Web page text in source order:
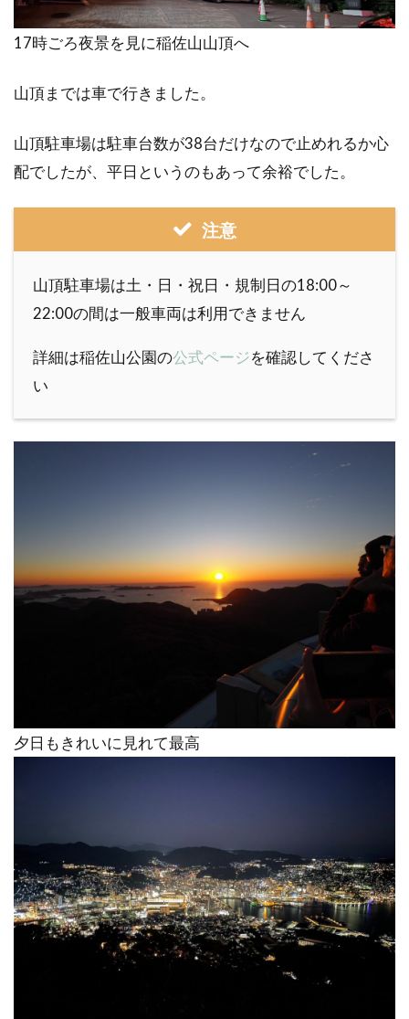
17時ごろ夜景を見に稲佐山山頂へ
山頂までは車で行きました。
山頂駐車場は駐車台数が38台だけなので止めれるか心
配でしたが、平日というのもあって余裕でした。
注意
山頂駐車場は土・日・祝日・規制日の18:00～
22:00の間は一般車両は利用できません
詳細は稲佐山公園の公式ページを確認してくださ
い
夕日もきれいに見れて最高